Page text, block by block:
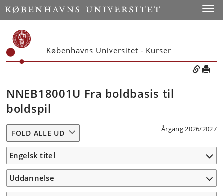
Københavns Universitet - Kurser
NNEB18001U Fra boldbasis til
boldspil
Årgang 2026/2027
FOLD ALLE UD
Engelsk titel
Uddannelse